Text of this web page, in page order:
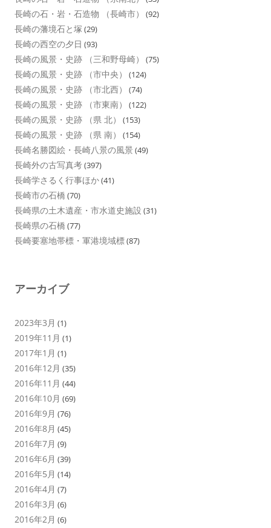
長崎の石・岩・石造物 （長崎市） (92)
長崎の藩境石と塚 (29)
長崎の西空の夕日 (93)
長崎の風景・史跡 （三和野母崎） (75)
長崎の風景・史跡 （市中央） (124)
長崎の風景・史跡 （市北西） (74)
長崎の風景・史跡 （市東南） (122)
長崎の風景・史跡 （県 北） (153)
長崎の風景・史跡 （県 南） (154)
長崎名勝図絵・長崎八景の風景 (49)
長崎外の古写真考(397)
長崎学さるく行事ほか(41)
長崎市の石橋 (70)
長崎県の土木遺産・市水道史施設 (31)
長崎県の石橋 (77)
長崎要塞地帯標・軍港境域標(87)
アーカイブ
2023年3月 (1)
2019年11月 (1)
2017年1月 (1)
2016年12月 (35)
2016年11月 (44)
2016年10月 (69)
2016年9月 (76)
2016年8月 (45)
2016年7月 (9)
2016年6月 (39)
2016年5月 (14)
2016年4月 (7)
2016年3月 (6)
2016年2月 (6)